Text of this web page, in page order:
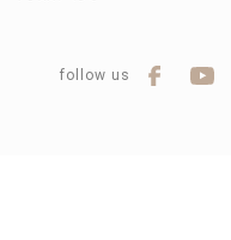
follow us